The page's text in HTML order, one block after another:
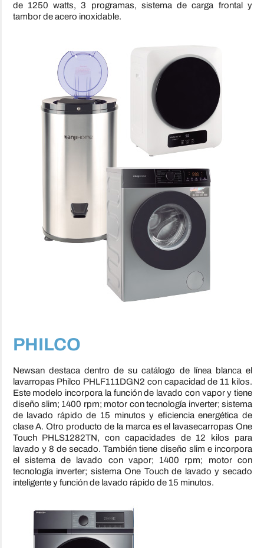
de 1250 watts, 3 programas, sistema de carga frontal y
tambor de acero inoxidable.
PHILCO
Newsan destaca dentro de su catálogo de línea blanca el
lavarropas Philco PHLF111DGN2 con capacidad de 11 kilos.
Este modelo incorpora la función de lavado con vapor y tiene
diseño slim; 1400 rpm; motor con tecnología inverter; sistema
de lavado rápido de 15 minutos y eficiencia energética de
clase A. Otro producto de la marca es el lavasecarropas One
Touch PHLS1282TN, con capacidades de 12 kilos para
lavado y 8 de secado. También tiene diseño slim e incorpora
el sistema de lavado con vapor; 1400 rpm; motor con
tecnología inverter; sistema One Touch de lavado y secado
inteligente y función de lavado rápido de 15 minutos.